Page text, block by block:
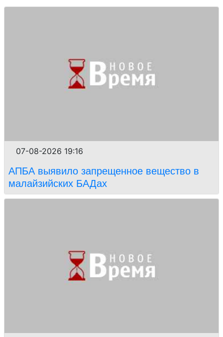
07-08-2026 19:16
АПБА выявило запрещенное вещество в
малайзийских БАДах